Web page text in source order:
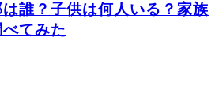
誰？子供は何人いる？家族
てみた